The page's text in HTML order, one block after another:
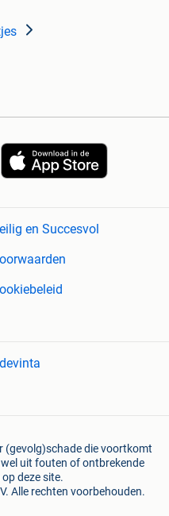
en Succesvol
(gevolg)schade die voortkomt
uit fouten of ontbrekende
deze site.
Alle rechten voorbehouden.